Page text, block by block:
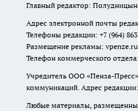
Главный редактор:
Адрес электронной почты
Телефоны редакции: +7 (964) 863
Размещение рекламы:
Телефон коммерческого отдела:
Учредитель ООО «Пенза-
коммуникаций. Адрес редакции:
Любые материалы,